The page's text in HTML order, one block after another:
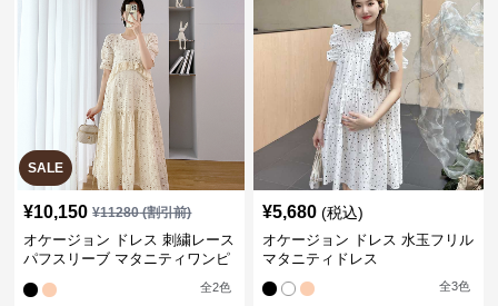
SALE
¥10,150 ¥11280(割引前)
オケージョン ドレス 刺繍レース
パフスリーブ マタニティワンピ
全2色
¥5,680 (税込)
オケージョン ドレス 水玉フリル
マタニティドレス
全3色